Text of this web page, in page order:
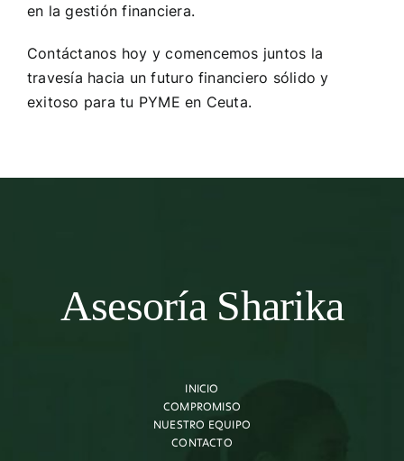
en la gestión financiera.
Contáctanos hoy y comencemos juntos la
travesía hacia un futuro financiero sólido y
exitoso para tu PYME en Ceuta.
Asesoría Sharika
INICIO
COMPROMISO
NUESTRO EQUIPO
CONTACTO